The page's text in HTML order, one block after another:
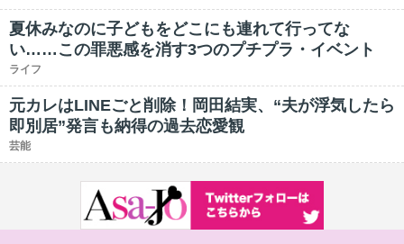
夏休みなのに子どもをどこにも連れて行ってな
い……この罪悪感を消す3つのプチプラ・イベント
ライフ
元カレはLINEごと削除！岡田結実、“夫が浮気したら
即別居”発言も納得の過去恋愛観
芸能